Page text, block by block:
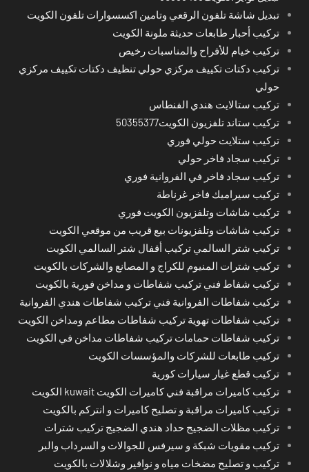
تبديل شاشة تلفون الرقعي وتامين اكسسوارات تلفون الكويت
تركيب أحبار طابعات حديثة ملونة الكويت
تركيب خيام للأفراح والمناسبات رخيص
تركيب دكتات تكييف مركزي حولي تنظيف دكتات تكييف مركزي
حولي
تركيب ستالايت هندي الفنطاس
تركيب ستاند تلفزيون الكويت50355377
تركيب ستلايت حولي فوري
تركيب سجاد فاخر حولي
تركيب سجاد فاخر في الفروانية فوري
تركيب سيراميك فاخر غرناطة
تركيب شاشات وتلفزيون الكويت فوري
تركيب شاشات وتلفزيونات بيع قريب من موقعي الكويت
تركيب شتر السالمي تركيب أقفال شتر السالمي الكويت
تركيب شترات المنيوم للكراج و المصانع والشركات بالكويت
تركيب شفاط فني تركيب شفاطات و مداخن فورية بالكويت
تركيب شفاطات الفروانية فني تركيب شفاطات هندي الفروانية
تركيب شفاطات تهوية تركيب شفاطات مطاعم ومداخن الكويت
تركيب شفاطات حمامات تركيب شفاطات مداخن في الكويت
تركيب طابعات للشركات والمؤسسات الكويت
تركيب قطع غيار سيارات كورية
تركيب كاميرات مراقبة فني كاميرات الكويت kuwait الكويت
تركيب كاميرات مراقبة و تصليح كاميرات و انتركم بالكويت
تركيب مظلات الضجيج حداد هندي الضجيج تركيب شترات
تركيب مقويات شبكة و سيرفس للجوالات و السرداب والبر
تركيب و تصليح مضخات مياه و نوافير وشلالات بالكويت